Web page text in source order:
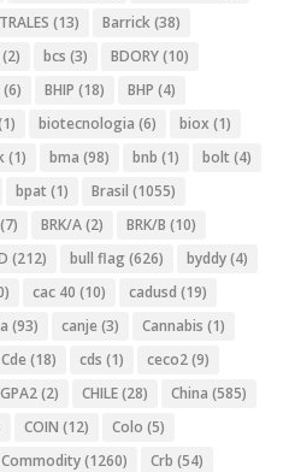
(13) Barrick(38)
(2) bcs (3) BDORY(10)
(6) BHIP (18) BHP (4)
biotecnologia (6) biox (1)
(1) bma (98) bnb (1) bolt (4)
bpat (1) Brasil (1055)
(7) BRK/A(2) BRK/B (10)
(212) bull flag (626) byddy(4)
cac 40 (10) cadusd (19)
(93) canje (3) Cannabis (1)
Cde (18) cds (1) ceco2(9)
(2) CHILE(28) China (585)
COIN (12) Colo (5)
Commodity(1260) Crb (54)